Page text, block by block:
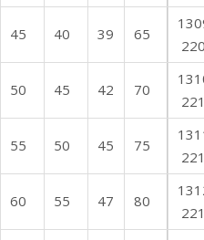
45 40 39 65
50 45 42 70
55 50 45 75
60 55 47 80